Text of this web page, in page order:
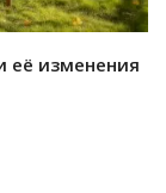
её изменения